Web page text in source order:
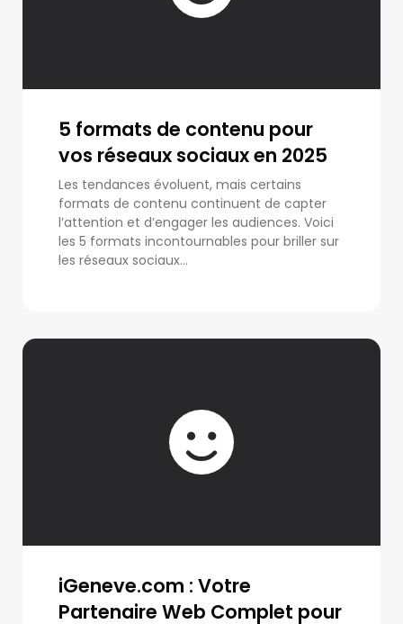
5 formats de contenu pour
vos réseaux sociaux en 2025
Les tendances évoluent, mais certains
formats de contenu continuent de capter
l’attention et d’engager les audiences. Voici
les 5 formats incontournables pour briller sur
les réseaux sociaux...
iGeneve.com : Votre
Partenaire Web Complet pour